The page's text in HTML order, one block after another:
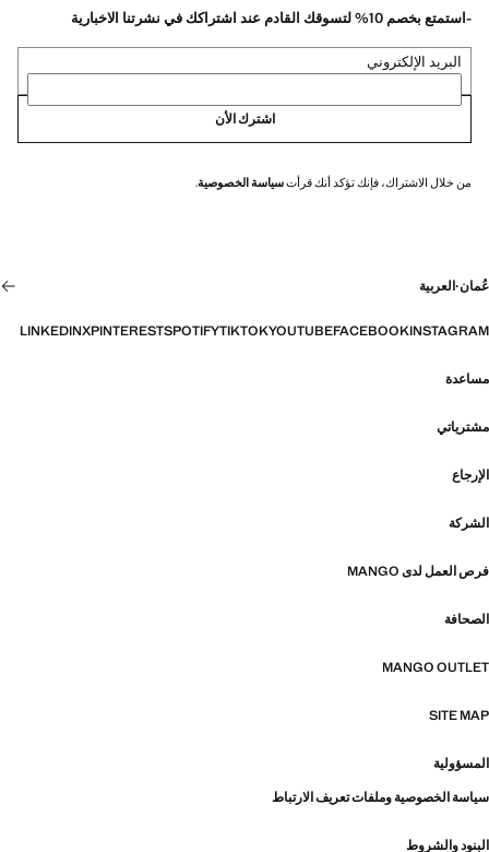
-استمتع بخصم 10% لتسوقك القادم عند اشتراكك في نشرتنا الاخبارية
البريد الإلكتروني
اشترك الأن
من خلال الاشتراك، فإنك تؤكد أنك قرأتسياسة الخصوصية.
عُمان·العربية
INSTAGRAM
FACEBOOK
YOUTUBE
TIKTOK
SPOTIFY
PINTEREST
X
LINKEDIN
مساعدة
مشترياتي
الإرجاع
الشركة
فرص العمل لدى MANGO
الصحافة
MANGO OUTLET
SITE MAP
المسؤولية
سياسة الخصوصية وملفات تعريف الارتباط
البنود والشروط